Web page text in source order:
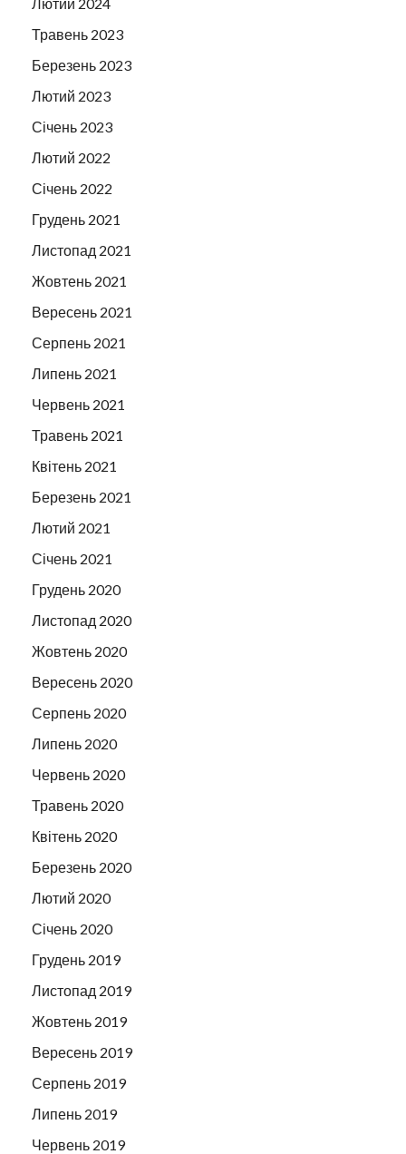
Травень 2023
Березень 2023
Лютий 2023
Січень 2023
Лютий 2022
Січень 2022
Грудень 2021
Листопад 2021
Жовтень 2021
Вересень 2021
Серпень 2021
Липень 2021
Червень 2021
Травень 2021
Квітень 2021
Березень 2021
Лютий 2021
Січень 2021
Грудень 2020
Листопад 2020
Жовтень 2020
Вересень 2020
Серпень 2020
Липень 2020
Червень 2020
Травень 2020
Квітень 2020
Березень 2020
Лютий 2020
Січень 2020
Грудень 2019
Листопад 2019
Жовтень 2019
Вересень 2019
Серпень 2019
Липень 2019
Червень 2019